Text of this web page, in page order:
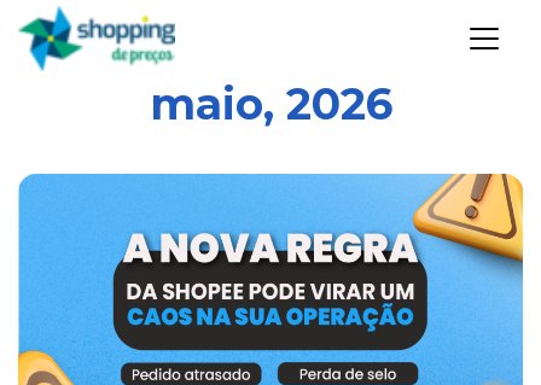
maio, 2026